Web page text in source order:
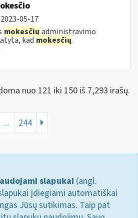
2023-05-17
mokesčių administravimo
kadmokesčių
nuo 121 iki 150 iš 7,293 irašų.
... 244
slapukai (angl.
įdiegiami automatiškai
Jūsų sutikimas. Taip pat